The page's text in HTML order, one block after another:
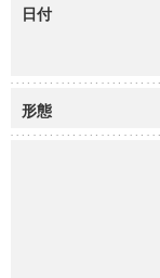
日付
形態